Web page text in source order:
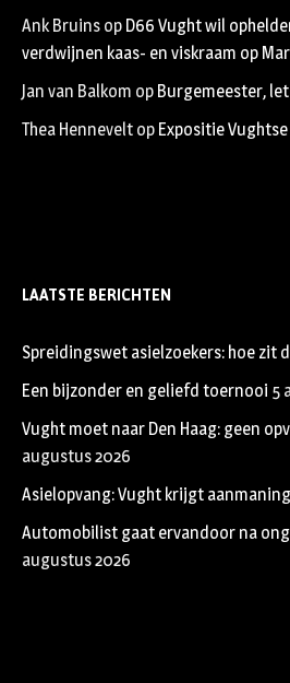
Ank Bruins op D66 Vught wil
verdwijnen kaas- en viskraam op
Jan van Balkom op Burgemeester,
Thea Hennevelt op Expositie
LAATSTE BERICHTEN
Spreidingswet asielzoekers: hoe zit
Een bijzonder en geliefd toernooi 5
Vught moet naar Den Haag: geen
augustus 2026
Asielopvang: Vught krijgt aanmaning
Automobilist gaat ervandoor na
augustus 2026